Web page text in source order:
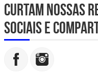
Curtam nossas
sociais e